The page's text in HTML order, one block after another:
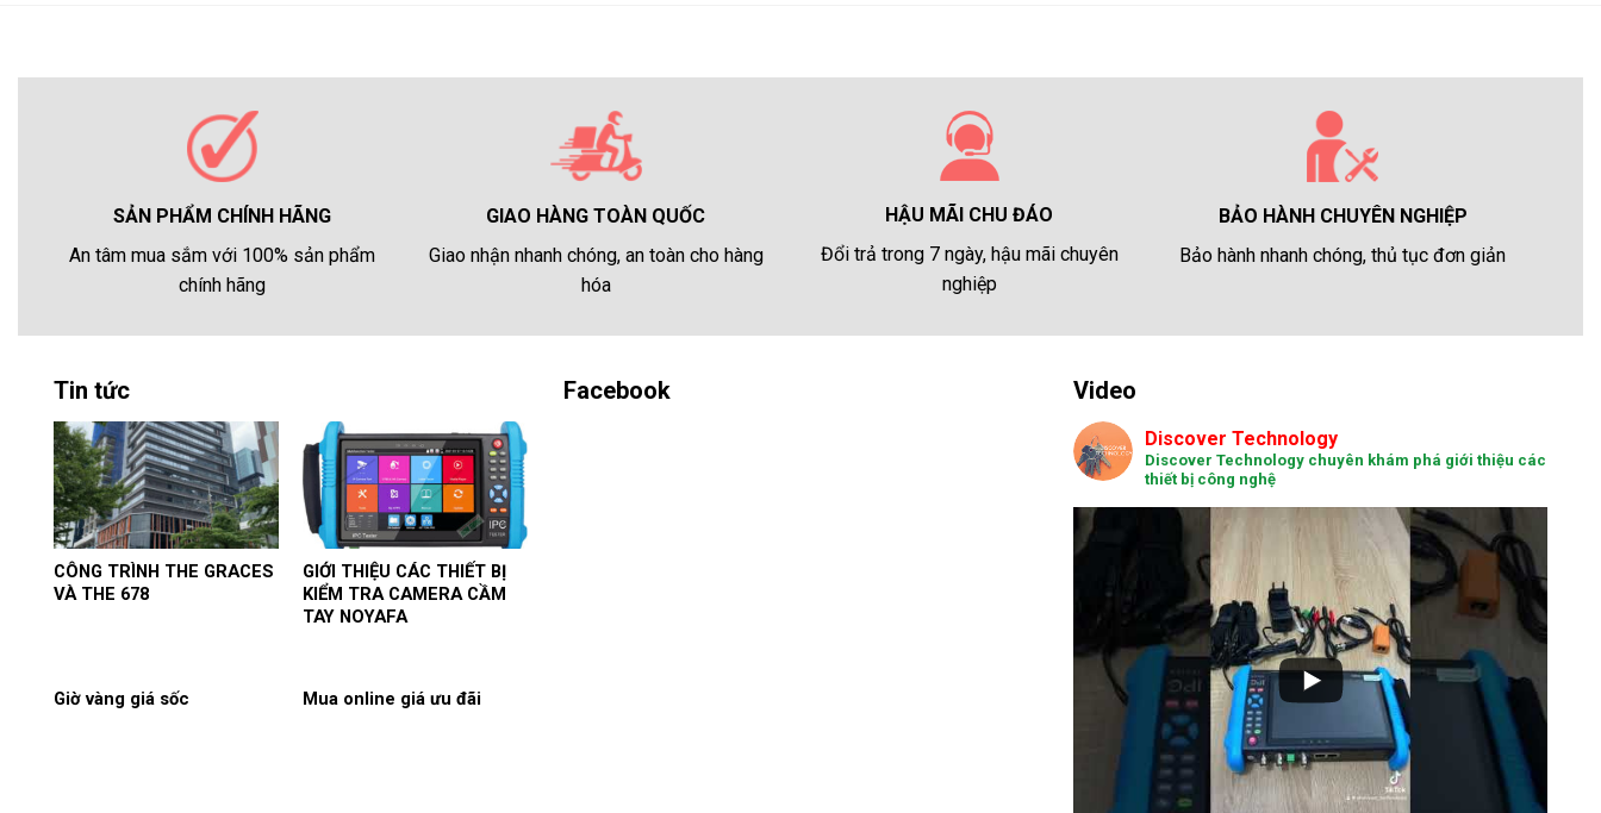
SẢN PHẨM CHÍNH HÃNG
An tâm mua sắm với 100% sản phẩm
chính hãng
GIAO HÀNG TOÀN QUỐC
Giao nhận nhanh chóng, an toàn cho hàng
hóa
HẬU MÃI CHU ĐÁO
Đổi trả trong 7 ngày, hậu mãi chuyên
nghiệp
BẢO HÀNH CHUYÊN NGHIỆP
Bảo hành nhanh chóng, thủ tục đơn giản
Tin tức
CÔNG TRÌNH THE GRACES
VÀ THE 678
GIỚI THIỆU CÁC THIẾT BỊ
KIỂM TRA CAMERA CẦM
TAY NOYAFA
Giờ vàng giá sốc Mua online giá ưu đãi
Facebook Video
Discover Technology
Discover Technology chuyên khám phá giới thiệu các
thiết bị công nghệ